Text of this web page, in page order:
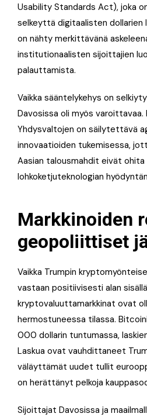
Usability Standards Act), joka
selkeyttä digitaalisten dollarien
on nähty merkittävänä
institutionaalisten sijoittajien
palauttamista.
Vaikka sääntelykehys on
Davosissa oli myös
Yhdysvaltojen on säilytettävä
innovaatioiden tukemisessa,
Aasian talousmahdit eivät ohita
lohkoketjuteknologian
Markkinoiden
geopoliittiset
Vaikka Trumpin
vastaan positiivisesti alan
kryptovaluuttamarkkinat ovat
hermostuneessa tilassa.
000 dollarin tuntumassa,
Laskua ovat vauhdittaneet
väläyttämät uudet tullit
on herättänyt pelkoja
Sijoittajat Davosissa ja